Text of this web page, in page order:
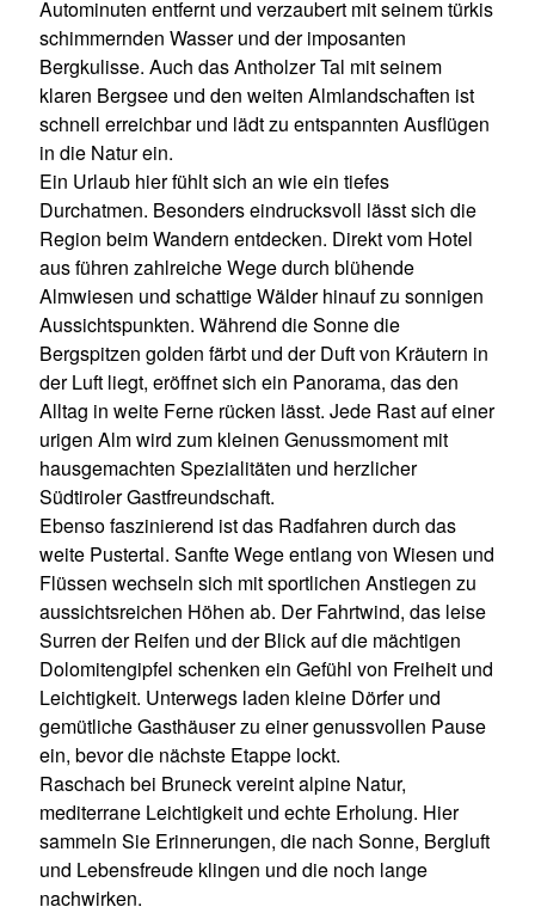
Autominuten entfernt und verzaubert mit seinem türkis
schimmernden Wasser und der imposanten
Bergkulisse. Auch das Antholzer Tal mit seinem
klaren Bergsee und den weiten Almlandschaften ist
schnell erreichbar und lädt zu entspannten Ausflügen
in die Natur ein.
Ein Urlaub hier fühlt sich an wie ein tiefes
Durchatmen. Besonders eindrucksvoll lässt sich die
Region beim Wandern entdecken. Direkt vom Hotel
aus führen zahlreiche Wege durch blühende
Almwiesen und schattige Wälder hinauf zu sonnigen
Aussichtspunkten. Während die Sonne die
Bergspitzen golden färbt und der Duft von Kräutern in
der Luft liegt, eröffnet sich ein Panorama, das den
Alltag in weite Ferne rücken lässt. Jede Rast auf einer
urigen Alm wird zum kleinen Genussmoment mit
hausgemachten Spezialitäten und herzlicher
Südtiroler Gastfreundschaft.
Ebenso faszinierend ist das Radfahren durch das
weite Pustertal. Sanfte Wege entlang von Wiesen und
Flüssen wechseln sich mit sportlichen Anstiegen zu
aussichtsreichen Höhen ab. Der Fahrtwind, das leise
Surren der Reifen und der Blick auf die mächtigen
Dolomitengipfel schenken ein Gefühl von Freiheit und
Leichtigkeit. Unterwegs laden kleine Dörfer und
gemütliche Gasthäuser zu einer genussvollen Pause
ein, bevor die nächste Etappe lockt.
Raschach bei Bruneck vereint alpine Natur,
mediterrane Leichtigkeit und echte Erholung. Hier
sammeln Sie Erinnerungen, die nach Sonne, Bergluft
und Lebensfreude klingen und die noch lange
nachwirken.